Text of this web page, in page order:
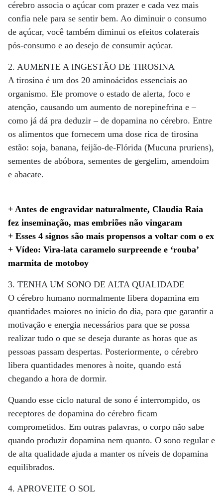
cérebro associa o açúcar com prazer e cada vez mais
confia nele para se sentir bem. Ao diminuir o consumo
de açúcar, você também diminui os efeitos colaterais
pós-consumo e ao desejo de consumir açúcar.
2. AUMENTE A INGESTÃO DE TIROSINA
A tirosina é um dos 20 aminoácidos essenciais ao
organismo. Ele promove o estado de alerta, foco e
atenção, causando um aumento de norepinefrina e –
como já dá pra deduzir – de dopamina no cérebro. Entre
os alimentos que fornecem uma dose rica de tirosina
estão: soja, banana, feijão-de-Flórida (Mucuna pruriens),
sementes de abóbora, sementes de gergelim, amendoim
e abacate.
+ Antes de engravidar naturalmente, Claudia Raia
fez inseminação, mas embriões não vingaram
+ Esses 4 signos são mais propensos a voltar com o ex
+ Vídeo: Vira-lata caramelo surpreende e ‘rouba’
marmita de motoboy
3. TENHA UM SONO DE ALTA QUALIDADE
O cérebro humano normalmente libera dopamina em
quantidades maiores no início do dia, para que garantir a
motivação e energia necessários para que se possa
realizar tudo o que se deseja durante as horas que as
pessoas passam despertas. Posteriormente, o cérebro
libera quantidades menores à noite, quando está
chegando a hora de dormir.
Quando esse ciclo natural de sono é interrompido, os
receptores de dopamina do cérebro ficam
comprometidos. Em outras palavras, o corpo não sabe
quando produzir dopamina nem quanto. O sono regular e
de alta qualidade ajuda a manter os níveis de dopamina
equilibrados.
4. APROVEITE O SOL